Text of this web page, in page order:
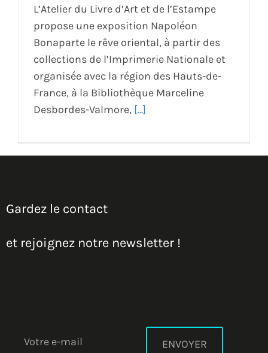
L’Atelier du Livre d’Art et de l’Estampe
propose une exposition Napoléon
Bonaparte le rêve oriental, à partir des
collections de l’Imprimerie Nationale et
organisée avec la région des Hauts-de-
France, à la Bibliothèque Marceline
Desbordes-Valmore, [...]
Gardez le contact
et rejoignez notre newsletter !